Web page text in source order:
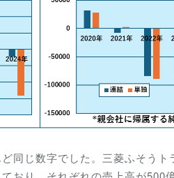
同じ数字でした。三菱ふそうト